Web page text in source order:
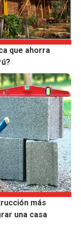
que ahorra
más
una casa